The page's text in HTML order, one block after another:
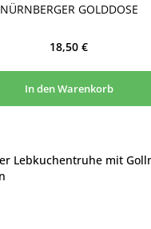
NÜRNBERGER GOLDDOSE
Regulärer Preis:
18,50 €
In den Warenkorb